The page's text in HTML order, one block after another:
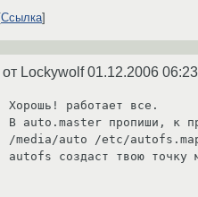
Ссылка
от Lockywolf01.12.2006
Хорошь! работает все.
В auto.master пропиши, к
/media/auto /etc/
autofs создаст твою точку